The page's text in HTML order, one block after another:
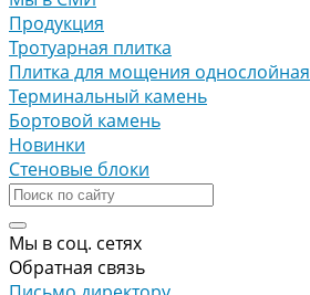
Продукция
Тротуарная плитка
Плитка для мощения однослойная
Терминальный камень
Бортовой камень
Новинки
Стеновые блоки
Мы в соц. сетях
Обратная связь